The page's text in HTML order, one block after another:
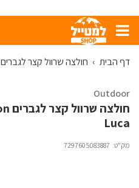
דף הבית › חולצה שרוול קצר לגברים Outdoor Revolution דגם Luca
Outdoor
Luca
מק"ט: 7297605083887